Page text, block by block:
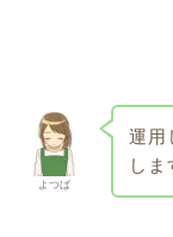
よつば
運用
しま